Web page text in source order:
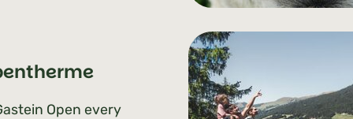
Open every